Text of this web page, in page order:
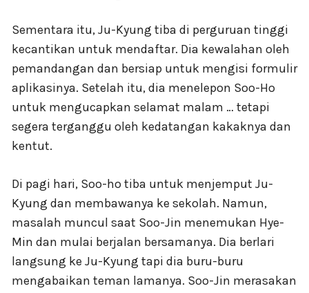
Sementara itu, Ju-Kyung tiba di perguruan tinggi
kecantikan untuk mendaftar. Dia kewalahan oleh
pemandangan dan bersiap untuk mengisi formulir
aplikasinya. Setelah itu, dia menelepon Soo-Ho
untuk mengucapkan selamat malam … tetapi
segera terganggu oleh kedatangan kakaknya dan
kentut.
Di pagi hari, Soo-ho tiba untuk menjemput Ju-
Kyung dan membawanya ke sekolah. Namun,
masalah muncul saat Soo-Jin menemukan Hye-
Min dan mulai berjalan bersamanya. Dia berlari
langsung ke Ju-Kyung tapi dia buru-buru
mengabaikan teman lamanya. Soo-Jin merasakan